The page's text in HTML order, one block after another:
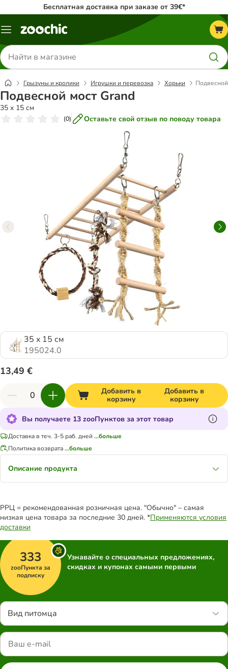
Бесплатная доставка при заказе от 39€*
Каталог
Поиск
товаров
Грызуны и кролики Игрушки и перевозка Хорьки
Подвесной мост Grand
35 x 15 см
(0) Оставьте свой отзыв по поводу товара
35 x 15 см
195024.0
13,49 €
Добавить в
корзину
Добавить в
корзину
Вы получаете 13 zooПунктов за этот товар
Доставка в теч. 3-5 раб. дней ...больше
Политика возврата...больше
Описание продукта
РРЦ = рекомендованная розничная цена. "Обычно" – самая
низкая цена товара за последние 30 дней. *Применяются условия
доставки
333
zooПункта за
подписку
Узнавайте о специальных предложениях,
скидках и купонах самыми первыми
Вид питомца